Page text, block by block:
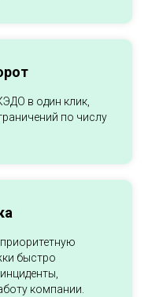
в один клик,
по числу
быстро
компании.